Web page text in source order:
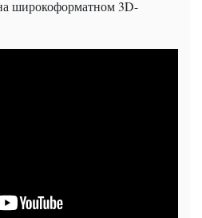
широкоформатном 3D-